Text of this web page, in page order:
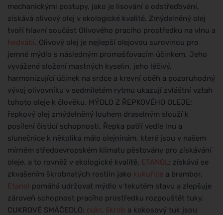
mechanickými postupy, jako je lisování a odstřeďování,
získává olivový olej v ekologické kvalitě. Zmýdelněný olej
tvoří hlavní součást Olivového pracího prostředku na vlnu a
hedvábí. Olivový olej je nejlepší olejovou surovinou pro
jemné mýdlo s následným promašťovacím účinkem. Jeho
vyvážené složení mastných kyselin, jeho léčivý,
harmonizující účinek na srdce a krevní oběh a pozoruhodný
vývoj olivovníku v sedmiletém rytmu ukazují zvláštní vztah
tohoto oleje k člověku. MÝDLO Z ŘEPKOVÉHO OLEJE:
řepkový olej zmýdelněný louhem draselným slouží k
posílení čisticí schopnosti. Řepka patří vedle lnu a
slunečnice k několika málo olejninám, které jsou v našem
mírném středoevropském klimatu pěstovány pro získávání
oleje, a to rovněž v ekologické kvalitě. ETANOL : získává se
zkvašením škrobnatých rostlin jako kukuřice a brambor.
Etanol pomáhá udržovat mýdlo v tekutém stavu a zlepšuje
zároveň schopnost pracího prostředku rozpouštět tuky.
CUKROVÉ SMÁČEDLO: cukr, škrob a kokosový tuk jsou